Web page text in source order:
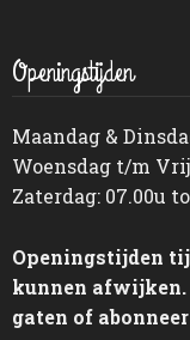
Openingstijden
Maandag &
Woensdag t/m
Zaterdag: 07.00u
Openingstijden
kunnen afwijken.
gaten of